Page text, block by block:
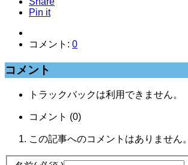
Pin it
コメント: 0
コメント
トラックバックは利用できません。
コメント (0)
この記事へのコメントはありません。